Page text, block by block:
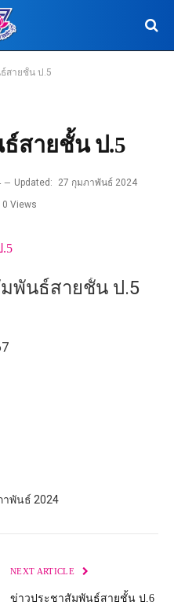
สายชั้น ป.5
สายชั้น ป.5
Updated:
27 กุมภาพันธ์ 2024
0 Views
พันธ์สายชั้น ป.5
าพันธ์ 2024
NEXT ARTICLE
ข่าวประชาสัมพันธ์สายชั้น ป.6